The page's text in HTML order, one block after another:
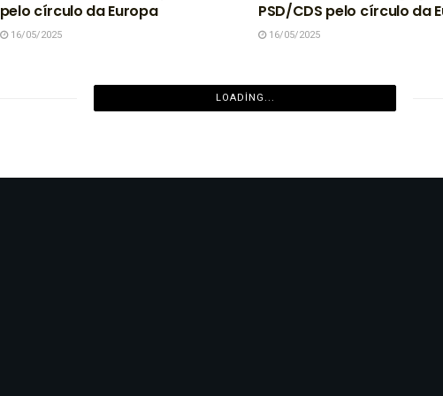
pelo círculo da Europa
16/05/2025
PSD/CDS pelo círculo da
16/05/2025
LOADING...